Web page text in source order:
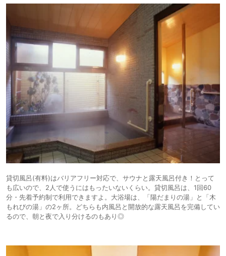
貸切風呂(有料)はバリアフリー対応で、サウナと露天風呂付き！とって
も広いので、2人で使うにはもったいないくらい。貸切風呂は、1回60
分・先着予約制で利用できますよ。大浴場は、「陽だまりの湯」と「木
もれびの湯」の2ヶ所。どちらも内風呂と開放的な露天風呂を完備してい
るので、朝と夜で入り分けるのもあり◎